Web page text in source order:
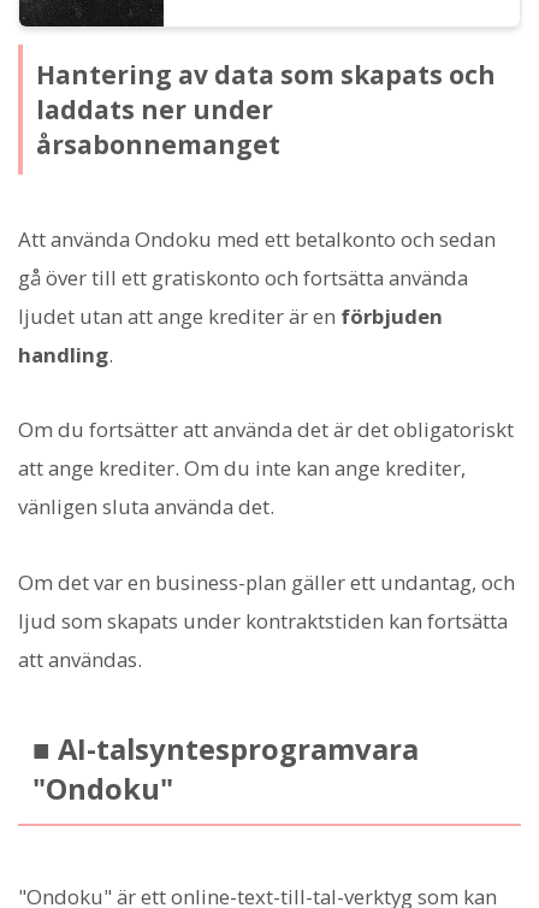
Hantering av data som skapats och
laddats ner under
årsabonnemanget
Att använda Ondoku med ett betalkonto och sedan
gå över till ett gratiskonto och fortsätta använda
ljudet utan att ange krediter är en förbjuden
handling.
Om du fortsätter att använda det är det obligatoriskt
att ange krediter. Om du inte kan ange krediter,
vänligen sluta använda det.
Om det var en business-plan gäller ett undantag, och
ljud som skapats under kontraktstiden kan fortsätta
att användas.
■ AI-talsyntesprogramvara
"Ondoku"
"Ondoku" är ett online-text-till-tal-verktyg som kan